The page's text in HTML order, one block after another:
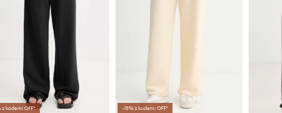
z kodem: OFF* -15% z kodem: OFF*